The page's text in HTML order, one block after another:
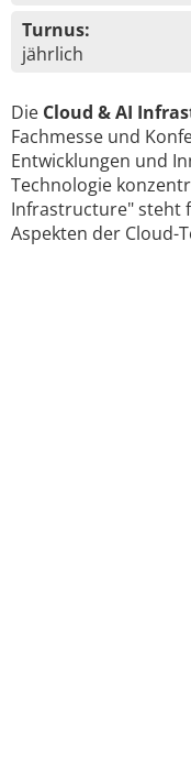
Turnus:
jährlich
Die Cloud & AI
Fachmesse und
Entwicklungen und
Technologie
Infrastructure" steht
Aspekten der Cloud-